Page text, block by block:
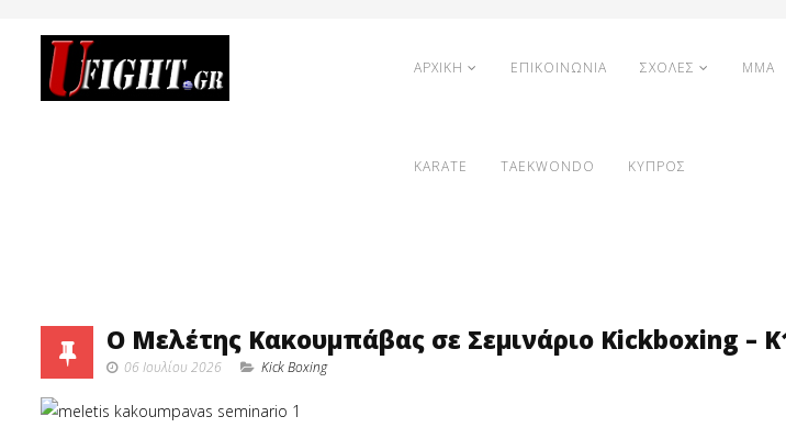
ΑΡΧΙΚΗ ΕΠΙΚΟΙΝΩΝΙΑ ΣΧΟΛΕΣ MMA
KARATE TAEKWONDO ΚΥΠΡΟΣ
Ο Μελέτης Κακουμπάβας σε Σεμινάριο Kickboxing –
06 Ιουλίου 2026 Κick Boxing